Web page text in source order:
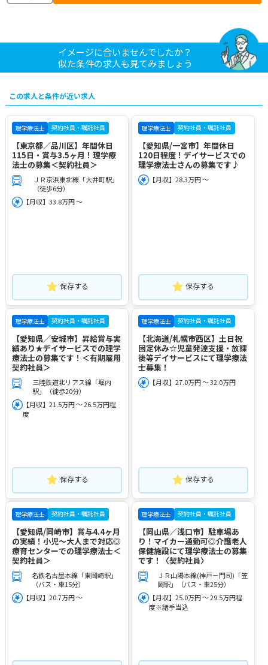
イメージに合いませんでしたか？
似た条件の求人も見てみましょう
この求人と条件が近い求人
理学療法士 契約社員・嘱託社員
【東京都／品川区】年間休日
115日・賞与3.5ヶ月！理学療
法士の募集＜契約社員＞
ＪＲ京浜東北線「大井町駅」
（徒歩6分）
【月収】33.8万円 ～
保存する
理学療法士 契約社員・嘱託社員
【愛知県/一宮市】年間休日
120日程度！デイサービスでの
理学療法士さんの募集です♪
【月収】28.3万円 ～
保存する
理学療法士 契約社員・嘱託社員
【愛知県／安城市】昇給賞与実
績あり★デイサービスでの理学
療法士の募集です！＜有期雇用
契約社員＞
三陸鉄道北リアス線「堀内
駅」（徒歩20分）
【月収】21.5万円 ～ 26.5万円程
度
保存する
理学療法士 契約社員・嘱託社員
【北海道/札幌市西区】土日祝
固定休み☆児童発達支援・放課
後等デイサービスにて理学療法
士募集！
【月収】27.0万円 ～ 32.0万円
保存する
理学療法士 契約社員・嘱託社員
【愛知県/岡崎市】賞与4.4ヶ月
の実績！小児～大人まで対応◎
療育センターでの理学療法士＜
契約社員＞
名鉄名古屋本線「東岡崎駅」
（バス・車15分）
【月収】20.7万円 ～
理学療法士 契約社員・嘱託社員
【岡山県／浅口市】駐車場あ
り！マイカー通勤可◎介護老人
保健施設にて理学療法士の募集
です！〈契約社員〉
ＪＲ山陽本線(神戸－門司)「笠
岡駅」（バス・車25分）
【月収】25.0万円 ～ 29.5万円程
度※諸手当込